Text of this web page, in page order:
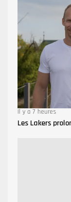
Il y a 7 heures
Les Lakers